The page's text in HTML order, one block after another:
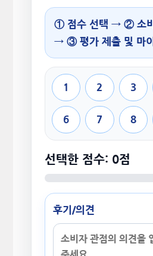
① 점수 선택 → ② 소비
→ ③ 평가 제출 및 마
1 2 3
6 7 8
선택한 점수: 0점
후기/의견